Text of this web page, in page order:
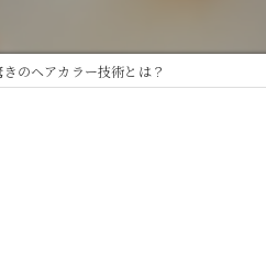
のヘアカラー技術とは？